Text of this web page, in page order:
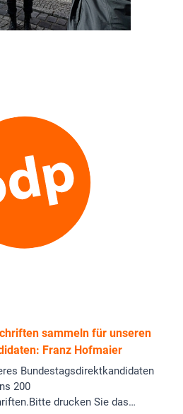
sammeln für unseren
Franz Hofmaier
Bundestagsdirektkandidaten
200
drucken Sie das…